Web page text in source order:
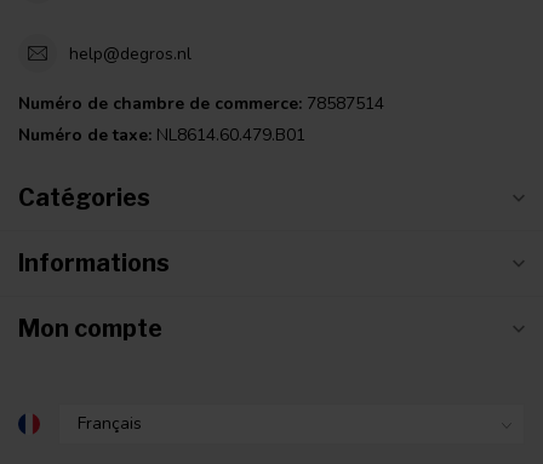
help@degros.nl
Numéro de chambre de commerce: 78587514
Numéro de taxe: NL8614.60.479.B01
Catégories
Informations
Mon compte